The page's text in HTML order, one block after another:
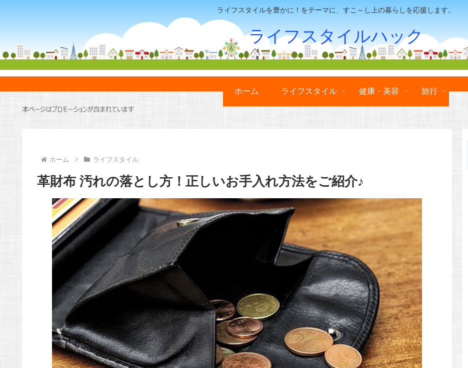
ライフスタイルを豊かに！をテーマに、すこ～し上の暮らしを応援します。
ライフスタイルハック
ホーム ライフスタイル 健康・美容 旅行
ホーム ライフスタイル
革財布 汚れの落とし方！正しいお手入れ方法をご紹介♪